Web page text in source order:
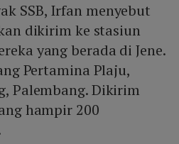
SSB, Irfan menyebut
dikirim ke stasiun
yang berada di Jene.
Pertamina Plaju,
Palembang. Dikirim
hampir 200